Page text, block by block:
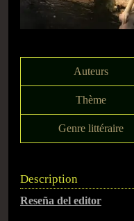
Auteurs
Thème
Genre littéraire
Description
Reseña del editor